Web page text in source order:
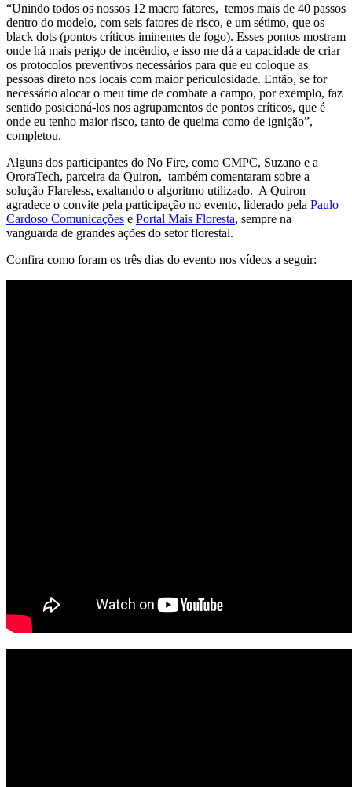
“Unindo todos os nossos 12 macro fatores, temos mais de 40 passos
dentro do modelo, com seis fatores de risco, e um sétimo, que os
black dots (pontos críticos iminentes de fogo). Esses pontos mostram
onde há mais perigo de incêndio, e isso me dá a capacidade de criar
os protocolos preventivos necessários para que eu coloque as
pessoas direto nos locais com maior periculosidade. Então, se for
necessário alocar o meu time de combate a campo, por exemplo, faz
sentido posicioná-los nos agrupamentos de pontos críticos, que é
onde eu tenho maior risco, tanto de queima como de ignição”,
completou.
Alguns dos participantes do No Fire, como CMPC, Suzano e a
OroraTech, parceira da Quiron, também comentaram sobre a
solução Flareless, exaltando o algoritmo utilizado. A Quiron
agradece o convite pela participação no evento, liderado pela Paulo
Cardoso Comunicações e Portal Mais Floresta, sempre na
vanguarda de grandes ações do setor florestal.
Confira como foram os três dias do evento nos vídeos a seguir: